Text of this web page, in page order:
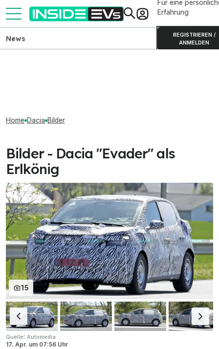
Für eine
Erfahrung
REGISTRIEREN /
ANMELDEN
News
Home Dacia Bilder
Bilder - Dacia "Evader" als
Erlkönig
15
Quelle: Automedia
17. Apr. um 07:56 Uhr